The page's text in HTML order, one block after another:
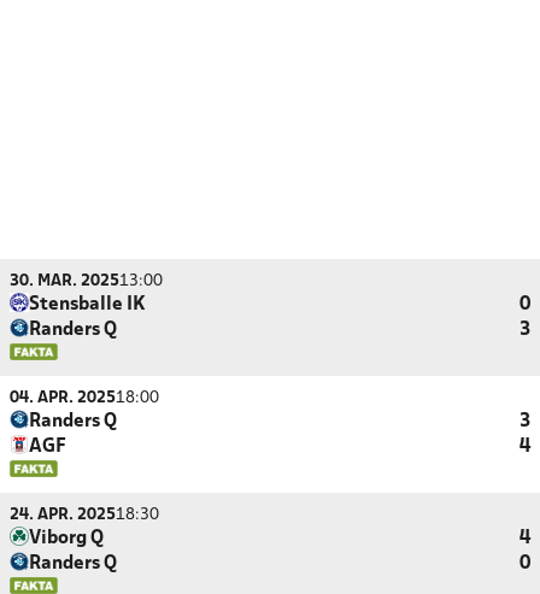
30. MAR. 202513:00
Stensballe IK
0
Randers Q
3
04. APR. 202518:00
Randers Q
3
AGF
4
24. APR. 202518:30
Viborg Q
4
Randers Q
0